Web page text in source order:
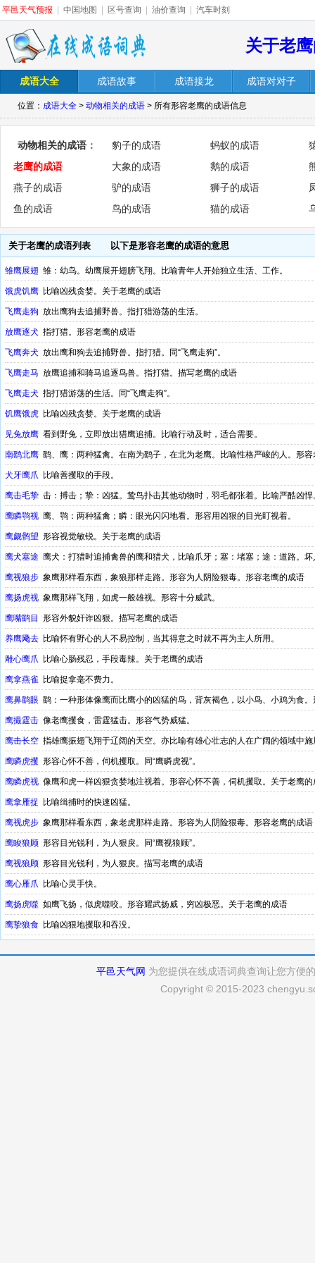
平邑天气预报 中国地图 区号查询 油价查询 汽车时刻
关于老
成语大全 成语故事 成语接龙 成语对对子
位置： 成语大全 > 动物相关的成语 > 所有形容老鹰的成语信息
动物相关的成语 ： 豹子的成语 蚂蚁的成语
老鹰的成语
大象的成语 鹅的成语
燕子的成语
驴的成语 狮子的成语
鱼的成语
鸟的成语 猫的成语
关于老鹰的成语列表 以下是形容老鹰的成语的意思
雏鹰展翅 雏：幼鸟。幼鹰展开翅膀飞翔。比喻青年人开始独立生活、工作。
饿虎饥鹰 比喻凶残贪婪。关于老鹰的成语
飞鹰走狗 放出鹰狗去追捕野兽。指打猎游荡的生活。
放鹰逐犬 指打猎。形容老鹰的成语
飞鹰奔犬 放出鹰和狗去追捕野兽。指打猎。同“飞鹰走狗”。
飞鹰走马 放鹰追捕和骑马追逐鸟兽。指打猎。描写老鹰的成语
飞鹰走犬 指打猎游荡的生活。同“飞鹰走狗”。
饥鹰饿虎 比喻凶残贪婪。关于老鹰的成语
见兔放鹰 看到野兔，立即放出猎鹰追捕。比喻行动及时，适合需要。
南鹞北鹰 鹞、鹰：两种猛禽。在南为鹞子，在北为老鹰。比喻性格严峻的人。形
犬牙鹰爪 比喻善攫取的手段。
鹰击毛挚 击：搏击；挚：凶猛。鸷鸟扑击其他动物时，羽毛都张着。比喻严酷凶
鹰瞵鹗视 鹰、鹗：两种猛禽；瞵：眼光闪闪地看。形容用凶狠的目光盯视着。
鹰觑鹘望 形容视觉敏锐。关于老鹰的成语
鹰犬塞途 鹰犬：打猎时追捕禽兽的鹰和猎犬，比喻爪牙；塞：堵塞；途：道路。
鹰视狼步 象鹰那样看东西，象狼那样走路。形容为人阴险狠毒。形容老鹰的成语
鹰扬虎视 象鹰那样飞翔，如虎一般雄视。形容十分威武。
鹰嘴鹞目 形容外貌奸诈凶狠。描写老鹰的成语
养鹰飏去 比喻怀有野心的人不易控制，当其得意之时就不再为主人所用。
雕心鹰爪 比喻心肠残忍，手段毒辣。关于老鹰的成语
鹰拿燕雀 比喻捉拿毫不费力。
鹰鼻鹞眼 鹞：一种形体像鹰而比鹰小的凶猛的鸟，背灰褐色，以小鸟、小鸡为食
鹰撮霆击 像老鹰攫食，雷霆猛击。形容气势威猛。
鹰击长空 指雄鹰振翅飞翔于辽阔的天空。亦比喻有雄心壮志的人在广阔的领域中
鹰瞵虎攫 形容心怀不善，伺机攫取。同“鹰瞵虎视”。
鹰瞵虎视 像鹰和虎一样凶狠贪婪地注视着。形容心怀不善，伺机攫取。关于老鹰的
鹰拿雁捉 比喻缉捕时的快速凶猛。
鹰视虎步 象鹰那样看东西，象老虎那样走路。形容为人阴险狠毒。形容老鹰的成语
鹰睃狼顾 形容目光锐利，为人狠戾。同“鹰视狼顾”。
鹰视狼顾 形容目光锐利，为人狠戾。描写老鹰的成语
鹰心雁爪 比喻心灵手快。
鹰扬虎噬 如鹰飞扬，似虎噬咬。形容耀武扬威，穷凶极恶。关于老鹰的成语
鹰挚狼食 比喻凶狠地攫取和吞没。
平邑天气网 为您提供在线成语词典查询让您方便
Copyright © 2015-2023